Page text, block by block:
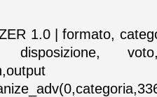
1.0 | formato,
disposizione,